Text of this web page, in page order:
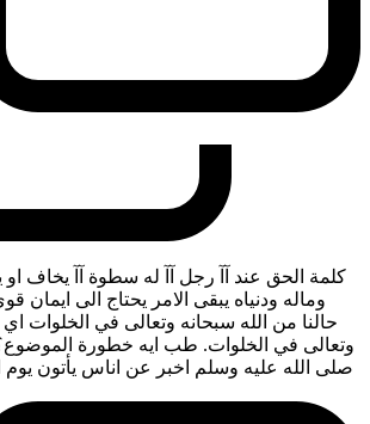
كلمة الحق عند آآ رجل آآ له سطوة آآ يخاف
وماله ودنياه يبقى الامر يحتاج الى ايمان
حالنا من الله سبحانه وتعالى في الخلوات
وتعالى في الخلوات. طب ايه خطورة
صلى الله عليه وسلم اخبر عن اناس يأتون يوم